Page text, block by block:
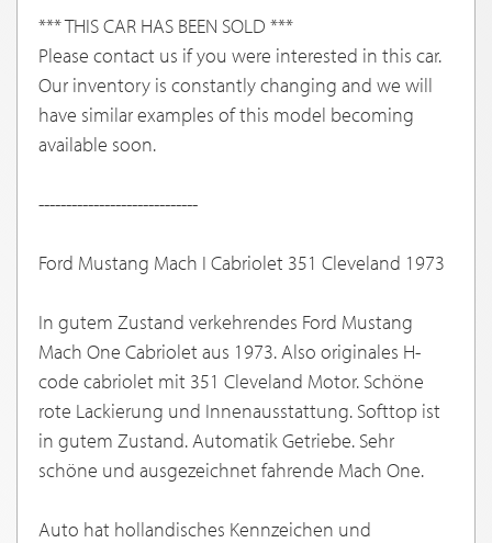
*** THIS CAR HAS BEEN SOLD ***
Please contact us if you were interested in this car.
Our inventory is constantly changing and we will
have similar examples of this model becoming
available soon.
-----------------------------
Ford Mustang Mach I Cabriolet 351 Cleveland 1973
In gutem Zustand verkehrendes Ford Mustang
Mach One Cabriolet aus 1973. Also originales H-
code cabriolet mit 351 Cleveland Motor. Schöne
rote Lackierung und Innenausstattung. Softtop ist
in gutem Zustand. Automatik Getriebe. Sehr
schöne und ausgezeichnet fahrende Mach One.
Auto hat hollandisches Kennzeichen und